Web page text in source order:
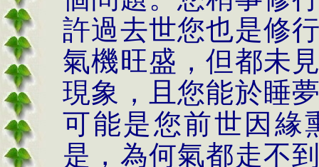
許過去世您也是修
氣機旺盛，但都未
現象，且您能於睡
可能是您前世因緣
是，為何氣都走不